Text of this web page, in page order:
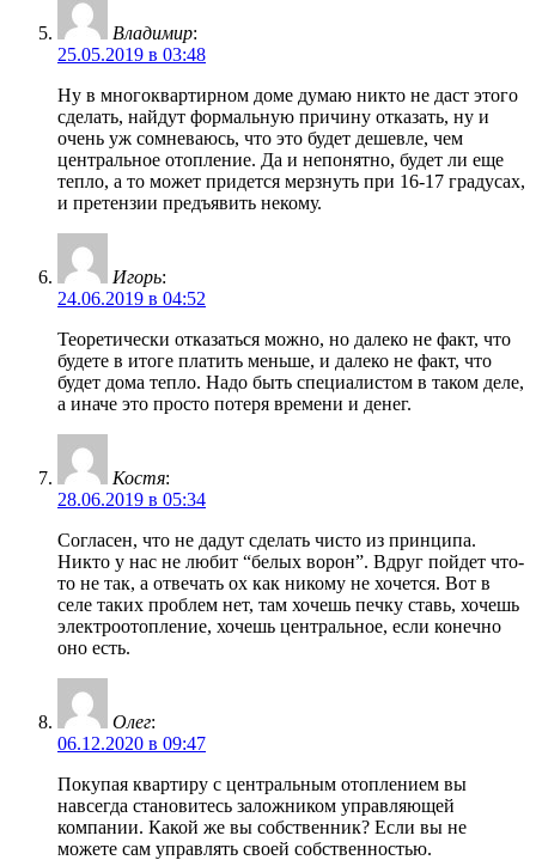
Владимир:
25.05.2019 в 03:48
Ну в многоквартирном доме думаю никто не даст этого
сделать, найдут формальную причину отказать, ну и
очень уж сомневаюсь, что это будет дешевле, чем
центральное отопление. Да и непонятно, будет ли еще
тепло, а то может придется мерзнуть при 16-17 градусах,
и претензии предъявить некому.
Игорь:
24.06.2019 в 04:52
Теоретически отказаться можно, но далеко не факт, что
будете в итоге платить меньше, и далеко не факт, что
будет дома тепло. Надо быть специалистом в таком деле,
а иначе это просто потеря времени и денег.
Костя:
28.06.2019 в 05:34
Согласен, что не дадут сделать чисто из принципа.
Никто у нас не любит “белых ворон”. Вдруг пойдет что-
то не так, а отвечать ох как никому не хочется. Вот в
селе таких проблем нет, там хочешь печку ставь, хочешь
электроотопление, хочешь центральное, если конечно
оно есть.
Олег:
06.12.2020 в 09:47
Покупая квартиру с центральным отоплением вы
навсегда становитесь заложником управляющей
компании. Какой же вы собственник? Если вы не
можете сам управлять своей собственностью.